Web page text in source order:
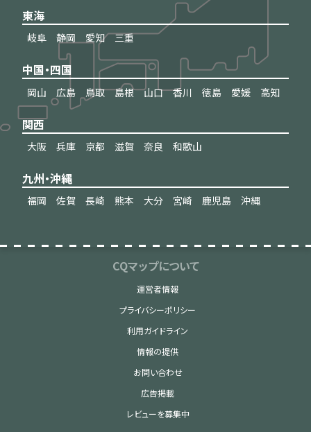
東海
岐阜 静岡 愛知 三重
中国・四国
岡山 広島 鳥取 島根 山口 香川 徳島 愛媛 高知
関西
大阪 兵庫 京都 滋賀 奈良 和歌山
九州・沖縄
福岡 佐賀 長崎 熊本 大分 宮崎 鹿児島 沖縄
CQマップについて
運営者情報
プライバシーポリシー
利用ガイドライン
情報の提供
お問い合わせ
広告掲載
レビューを募集中